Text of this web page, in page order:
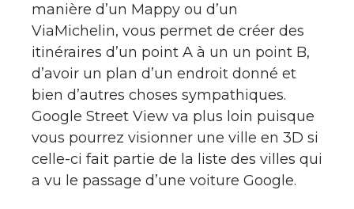
manière d’un Mappy ou d’un
ViaMichelin, vous permet de créer des
itinéraires d’un point A à un un point B,
d’avoir un plan d’un endroit donné et
bien d’autres choses sympathiques.
Google Street View va plus loin puisque
vous pourrez visionner une ville en 3D si
celle-ci fait partie de la liste des villes qui
a vu le passage d’une voiture Google.